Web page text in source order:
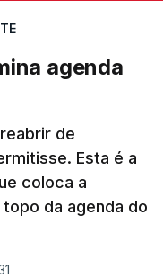
agenda
de
Esta é a
coloca a
da agenda do